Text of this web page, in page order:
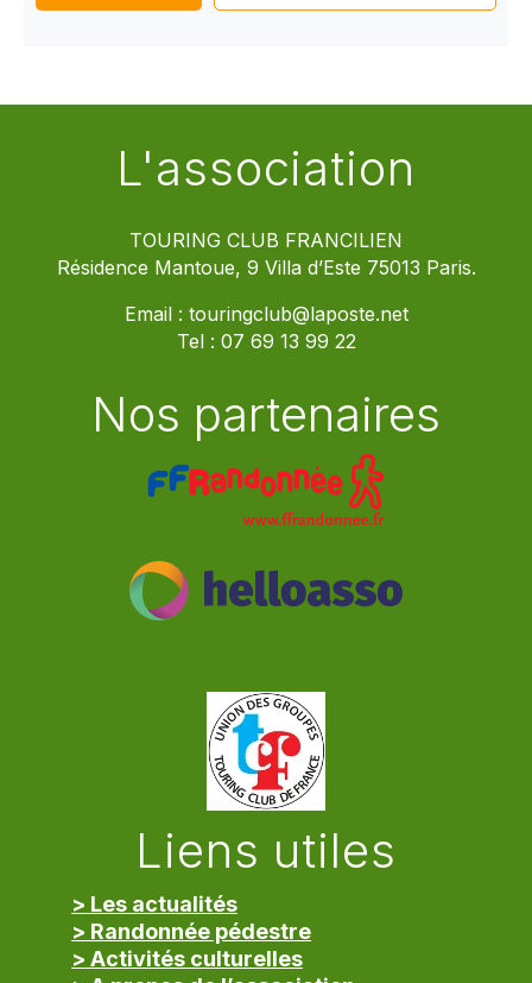
L'association
TOURING CLUB FRANCILIEN
Résidence Mantoue, 9 Villa d’Este 75013 Paris.
Email : touringclub@laposte.net
Tel : 07 69 13 99 22
Nos partenaires
Liens utiles
> Les actualités
> Randonnée pédestre
> Activités culturelles